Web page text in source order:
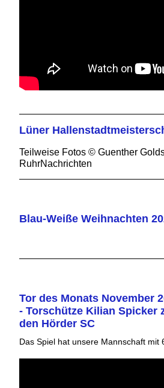
Lüner
Teilweise Fotos © Guenther
RuhrNachrichten
Blau-Weiße Weihnachten
Tor des Monats November
- Torschütze Kilian Spicker
den Hörder SC
Das Spiel hat unsere Mannschaft mit